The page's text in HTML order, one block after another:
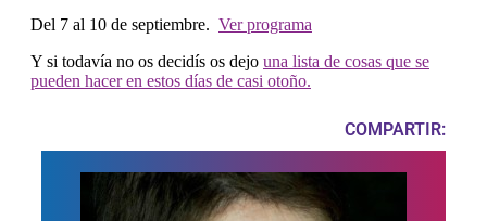
Del 7 al 10 de septiembre. Ver programa
Y si todavía no os decidís os dejo una lista de cosas que se
pueden hacer en estos días de casi otoño.
COMPARTIR: